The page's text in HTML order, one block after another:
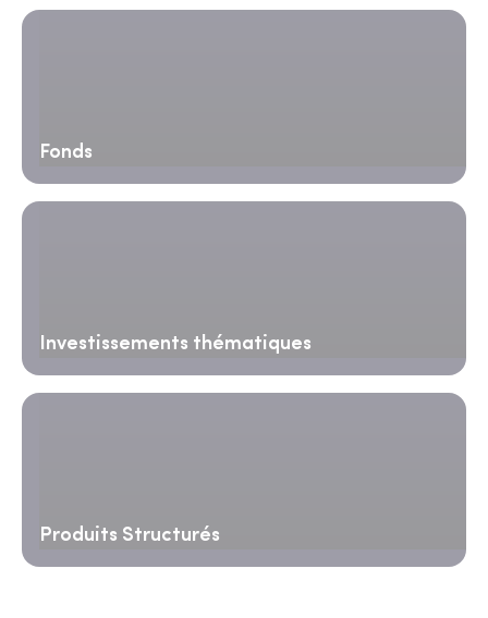
Fonds
Investissements thématiques
Produits Structurés